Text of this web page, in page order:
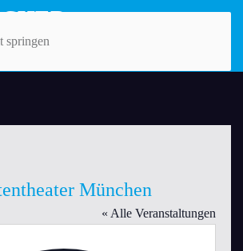
springen
München
« Alle Veranstaltungen